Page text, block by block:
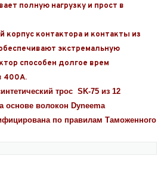
полную нагрузку и прост в
корпус контактора и контакты из
экстремальную
способен долгое врем
400А.
трос SK-75 из 12
основе волокон Dyneema
по правилам Таможенного